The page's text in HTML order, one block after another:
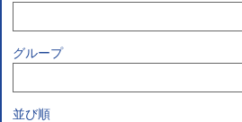
グループ
並び順